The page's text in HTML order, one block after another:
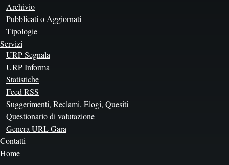
Archivio
Pubblicati o Aggiornati
Tipologie
Servizi
URP Segnala
URP Informa
Statistiche
Feed RSS
Suggerimenti, Reclami, Elogi, Quesiti
Questionario di valutazione
Genera URL Gara
Contatti
Home